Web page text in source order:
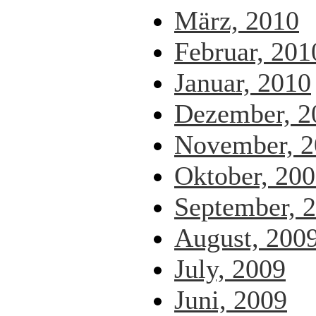
März, 2010
Februar,
Januar, 2010
Dezember,
November,
Oktober,
September,
August,
July, 2009
Juni, 2009